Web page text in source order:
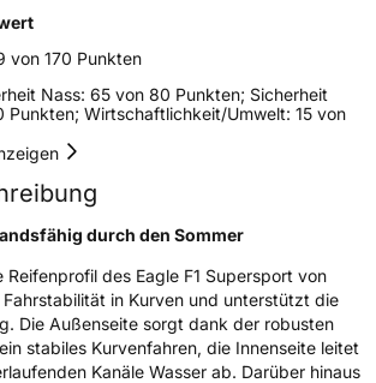
71
von 170 Punkten
Nass: 65 von 80 Punkten; Sicherheit
Punkten; Wirtschaftlichkeit/Umwelt: 15 von
durch den Sommer
Reifenprofil des Eagle F1 Supersport von
in Kurven und unterstützt die
Die Außenseite sorgt dank der robusten
stabiles Kurvenfahren, die Innenseite leitet
Kanäle Wasser ab. Darüber hinaus